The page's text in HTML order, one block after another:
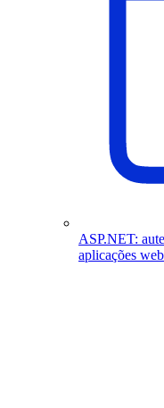
ASP.NET:
aplicações web